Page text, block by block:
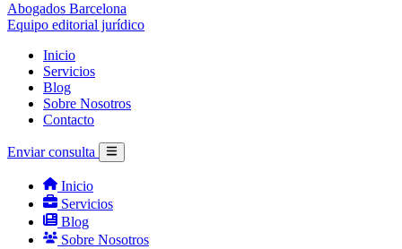
Abogados Barcelona
Equipo editorial jurídico
Inicio
Servicios
Blog
Sobre Nosotros
Contacto
Enviar consulta
Inicio
Servicios
Blog
Sobre Nosotros